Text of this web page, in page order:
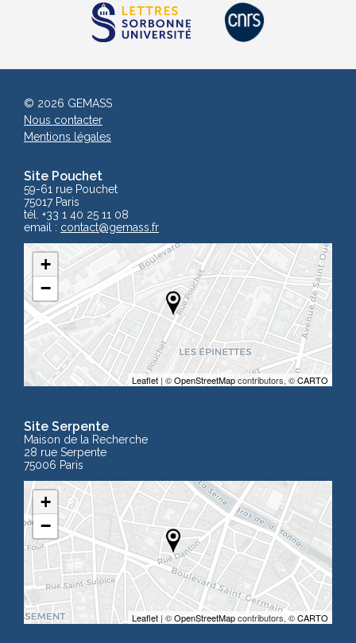
Site Pouchet
59-61 rue Pouchet
75017 Paris
tél. +33 1 40 25 11 08
email : contact@gemass.fr
+
−
Leaflet | ©OpenStreetMapcontributors, ©CARTO
Site Serpente
Maison de la Recherche
28 rue Serpente
75006 Paris
+
−
Leaflet | ©OpenStreetMapcontributors, ©CARTO
© 2026 GEMASS
Nous contacter
Mentions légales